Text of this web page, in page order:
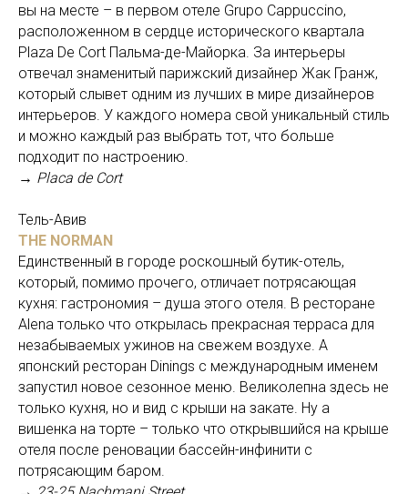
вы на месте – в первом отеле Grupo Cappuccino,
расположенном в сердце исторического квартала
Plaza De Cort Пальма-де-Майорка. За интерьеры
отвечал знаменитый парижский дизайнер Жак Гранж,
который слывет одним из лучших в мире дизайнеров
интерьеров. У каждого номера свой уникальный стиль
и можно каждый раз выбрать тот, что больше
подходит по настроению.
→ Placa de Cort
Тель-Авив
THE NORMAN
Единственный в городе роскошный бутик-отель,
который, помимо прочего, отличает потрясающая
кухня: гастрономия – душа этого отеля. В ресторане
Alena только что открылась прекрасная терраса для
незабываемых ужинов на свежем воздухе. А
японский ресторан Dinings с международным именем
запустил новое сезонное меню. Великолепна здесь не
только кухня, но и вид с крыши на закате. Ну а
вишенка на торте – только что открывшийся на крыше
отеля после реновации бассейн-инфинити с
потрясающим баром.